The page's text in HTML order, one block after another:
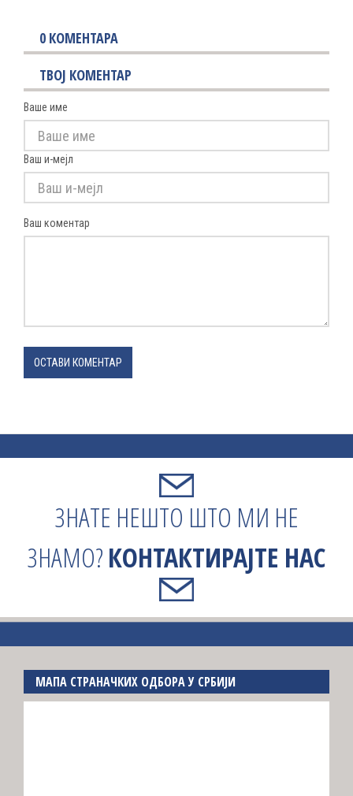
0 КОМЕНТАРА
ТВОЈ КОМЕНТАР
Ваше име
Ваш и-мејл
Ваш коментар
ОСТАВИ КОМЕНТАР
ЗНАТЕ НЕШТО ШТО МИ НЕ
ЗНАМО?КОНТАКТИРАЈТЕ НАС
МАПА СТРАНАЧКИХ ОДБОРА У СРБИЈИ